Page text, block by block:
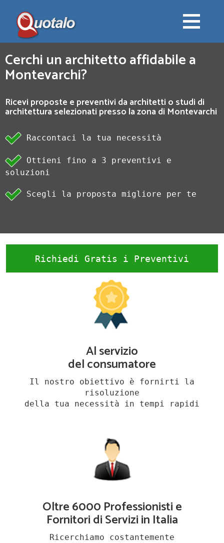
Cerchi un architetto affidabile a
Montevarchi?
Ricevi proposte e preventivi da architetti o studi di
architettura selezionati presso la zona di Montevarchi
Raccontaci la tua necessità
Ottieni fino a 3 preventivi e
soluzioni
Scegli la proposta migliore per te
Richiedi Gratis i Preventivi
Al servizio
del consumatore
Il nostro obiettivo è fornirti la
risoluzione
della tua necessità in tempi rapidi
Oltre 6000 Professionisti e
Fornitori di Servizi in Italia
Ricerchiamo costantemente